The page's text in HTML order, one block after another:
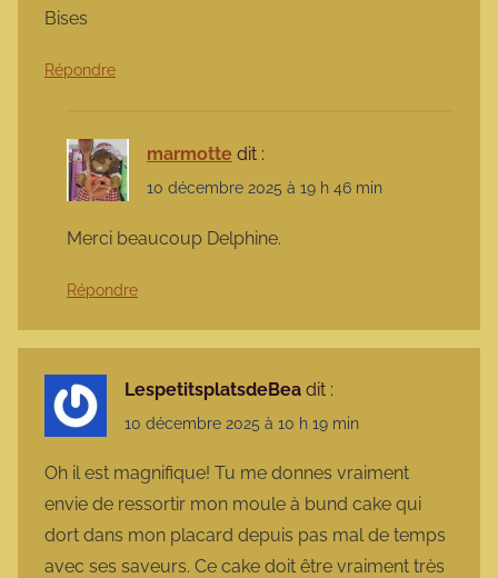
Bises
Répondre
marmotte dit :
10 décembre 2025 à 19 h 46 min
Merci beaucoup Delphine.
Répondre
LespetitsplatsdeBea dit :
10 décembre 2025 à 10 h 19 min
Oh il est magnifique! Tu me donnes vraiment
envie de ressortir mon moule à bund cake qui
dort dans mon placard depuis pas mal de temps
avec ses saveurs. Ce cake doit être vraiment très